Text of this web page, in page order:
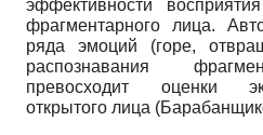
эффективности
фрагментарного лица.
ряда эмоций (горе,
распознавания
превосходит оценки
открытого лица